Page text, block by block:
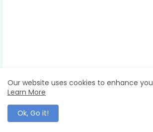
Our website uses cookies to enhance
Learn More
Ok, Go it!